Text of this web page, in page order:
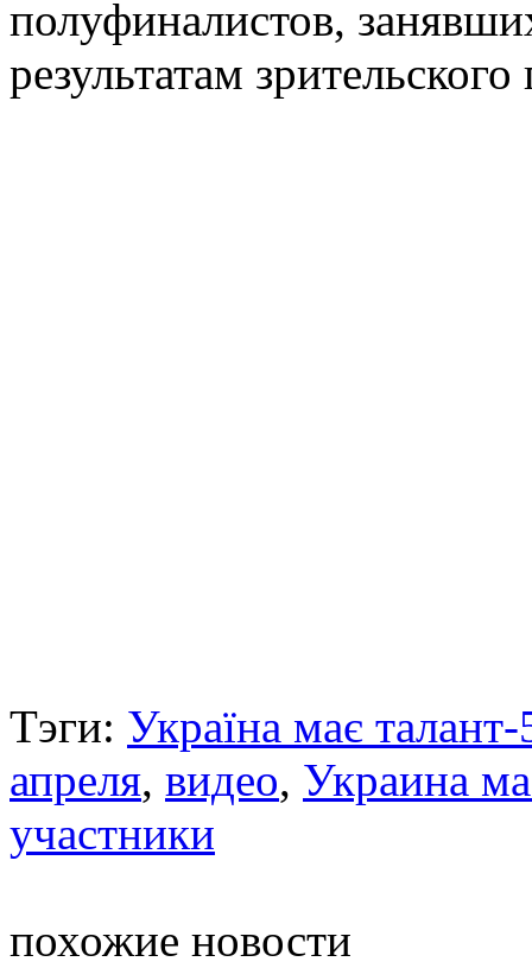
полуфиналистов,
результатам
Тэги: Україна має талант-
апреля, видео, Украина
участники
похожие новости